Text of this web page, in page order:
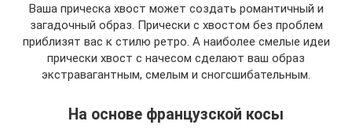
Ваша прическа хвост может создать романтичный и
загадочный образ. Прически с хвостом без проблем
приблизят вас к стилю ретро. А наиболее смелые идеи
прически хвост с начесом сделают ваш образ
экстравагантным, смелым и сногсшибательным.
На основе французской косы